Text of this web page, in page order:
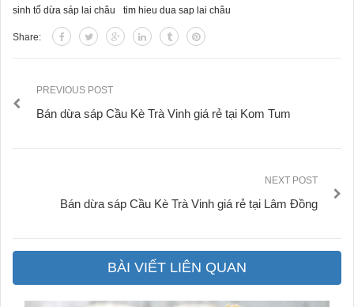
sinh tố dừa sáp lai châu
tim hieu dua sap lai châu
Share:
PREVIOUS POST
Bán dừa sáp Cầu Kè Trà Vinh giá rẻ tại Kom Tum
NEXT POST
Bán dừa sáp Cầu Kè Trà Vinh giá rẻ tại Lâm Đồng
BÀI VIẾT LIÊN QUAN